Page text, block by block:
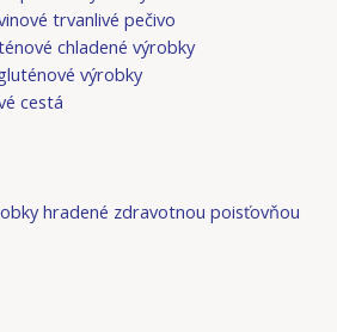
trvanlivé pečivo
chladené výrobky
výrobky
cestá
hradené zdravotnou poisťovňou